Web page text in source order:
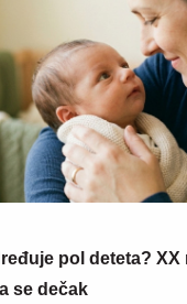
pol deteta? XX
se dečak